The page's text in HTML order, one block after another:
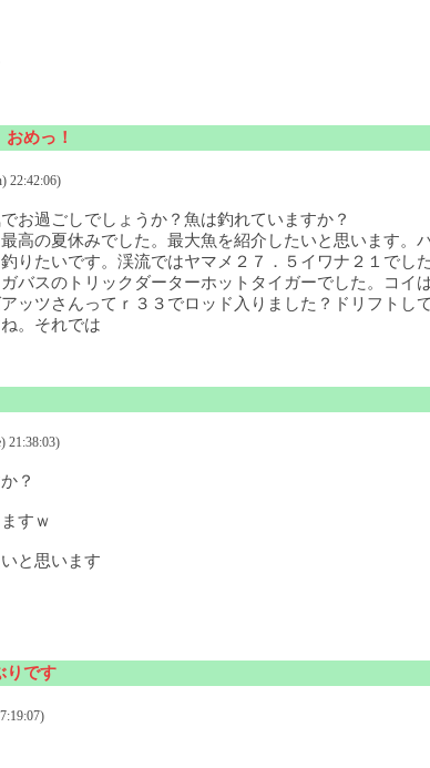
めっ！
22:42:06)
お過ごしでしょうか？魚は釣れていますか？
高の夏休みでした。最大魚を紹介したいと思います
りたいです。渓流ではヤマメ２７．５イワナ２１で
バスのトリックダーターホットタイガーでした。コ
ッツさんってｒ３３でロッド入りました？ドリフトし
。それでは
21:38:03)
？
すｗ
と思います
りです